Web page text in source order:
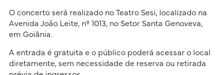
O concerto será realizado no Teatro Sesi, localizado na
Avenida João Leite, nº 1013, no Setor Santa Genoveva,
em Goiânia.
A entrada é gratuita e o público poderá acessar o local
diretamente, sem necessidade de reserva ou retirada